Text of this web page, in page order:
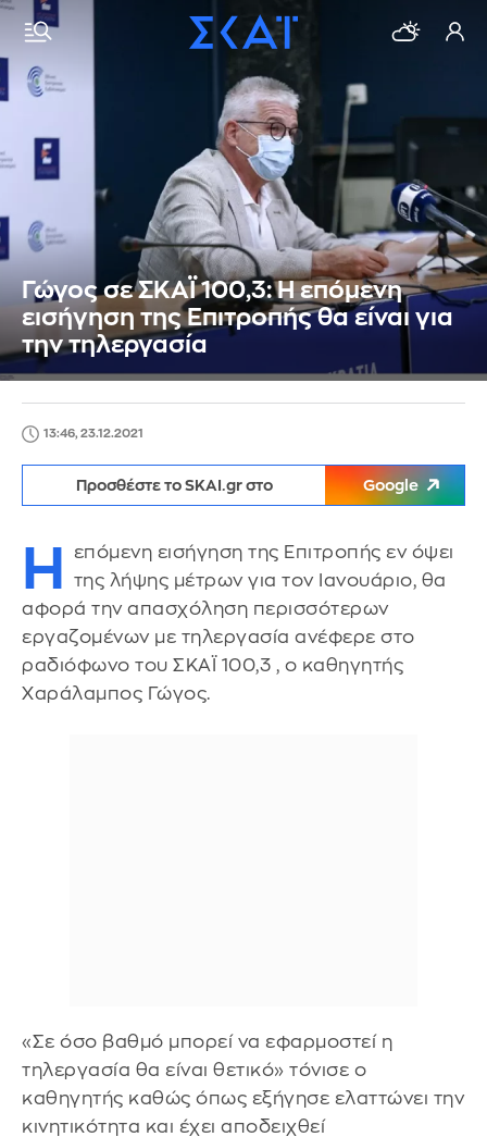
Γώγος σε ΣΚΑΪ 100,3: Η επόμενη
εισήγηση της Επιτροπής θα είναι για
την τηλεργασία
13:46, 23.12.2021
Προσθέστε το SKAI.gr στο Google
Η
επόμενη εισήγηση της Επιτροπής εν όψει
της λήψης μέτρων για τον Ιανουάριο, θα
αφορά την απασχόληση περισσότερων
εργαζομένων με τηλεργασία ανέφερε στο
ραδιόφωνο του ΣΚΑΪ 100,3 , ο καθηγητής
Χαράλαμπος Γώγος.
«Σε όσο βαθμό μπορεί να εφαρμοστεί η
τηλεργασία θα είναι θετικό» τόνισε ο
καθηγητής καθώς όπως εξήγησε ελαττώνει την
κινητικότητα και έχει αποδειχθεί